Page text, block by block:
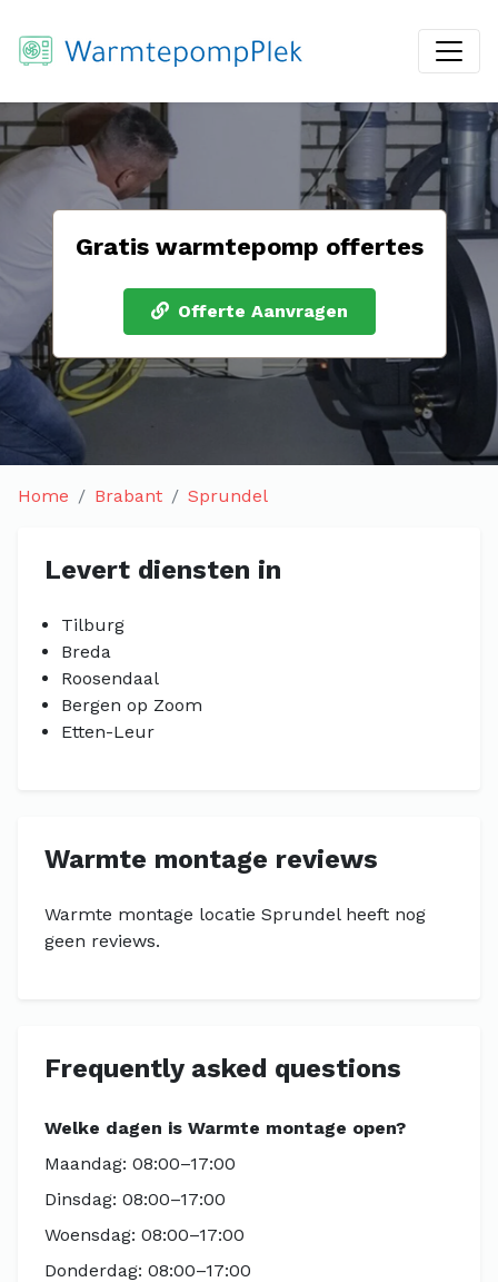
Gratis warmtepomp offertes
Offerte Aanvragen
Home Brabant Sprundel
Levert diensten in
Tilburg
Breda
Roosendaal
Bergen op Zoom
Etten-Leur
Warmte montage reviews
Warmte montage locatie Sprundel heeft nog
geen reviews.
Frequently asked questions
Welke dagen is Warmte montage open?
Maandag: 08:00–17:00
Dinsdag: 08:00–17:00
Woensdag: 08:00–17:00
Donderdag: 08:00–17:00